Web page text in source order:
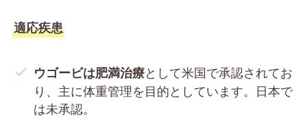
適応疾患
ウゴービは肥満治療として米国で承認されてお
り、主に体重管理を目的としています。日本で
は未承認。